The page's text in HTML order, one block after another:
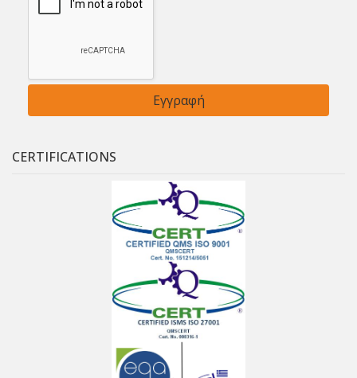
CERTIFICATIONS